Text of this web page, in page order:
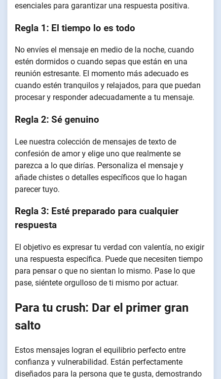
esenciales para garantizar una respuesta positiva.
Regla 1: El tiempo lo es todo
No envíes el mensaje en medio de la noche, cuando
estén dormidos o cuando sepas que están en una
reunión estresante. El momento más adecuado es
cuando estén tranquilos y relajados, para que puedan
procesar y responder adecuadamente a tu mensaje.
Regla 2: Sé genuino
Lee nuestra colección de mensajes de texto de
confesión de amor y elige uno que realmente se
parezca a lo que dirías. Personaliza el mensaje y
añade chistes o detalles específicos que lo hagan
parecer tuyo.
Regla 3: Esté preparado para cualquier
respuesta
El objetivo es expresar tu verdad con valentía, no exigir
una respuesta específica. Puede que necesiten tiempo
para pensar o que no sientan lo mismo. Pase lo que
pase, siéntete orgulloso de ti mismo por actuar.
Para tu crush: Dar el primer gran
salto
Estos mensajes logran el equilibrio perfecto entre
confianza y vulnerabilidad. Están perfectamente
diseñados para la persona que te gusta, demostrando